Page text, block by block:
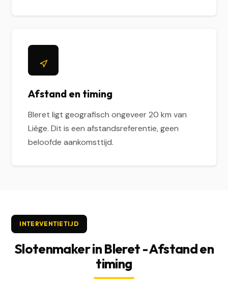
Afstand en timing
Bleret ligt geografisch ongeveer 20 km van
Liège. Dit is een afstandsreferentie, geen
beloofde aankomsttijd.
INTERVENTIETIJD
Slotenmaker in Bleret - Afstand en
timing